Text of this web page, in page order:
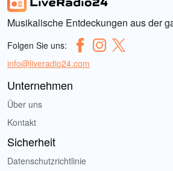
Musikalische Entdeckungen aus der
Folgen Sie uns:
info@liveradio24.com
Unternehmen
Über uns
Kontakt
Sicherheit
Datenschutzrichtlinie